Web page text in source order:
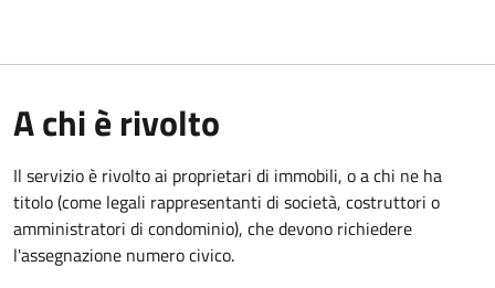
A chi è rivolto
Il servizio è rivolto ai proprietari di immobili, o a chi ne ha
titolo (come legali rappresentanti di società, costruttori o
amministratori di condominio), che devono richiedere
l'assegnazione numero civico.